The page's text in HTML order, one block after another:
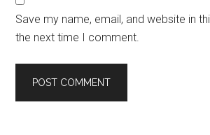
Save my name, email, and website in
the next time I comment.